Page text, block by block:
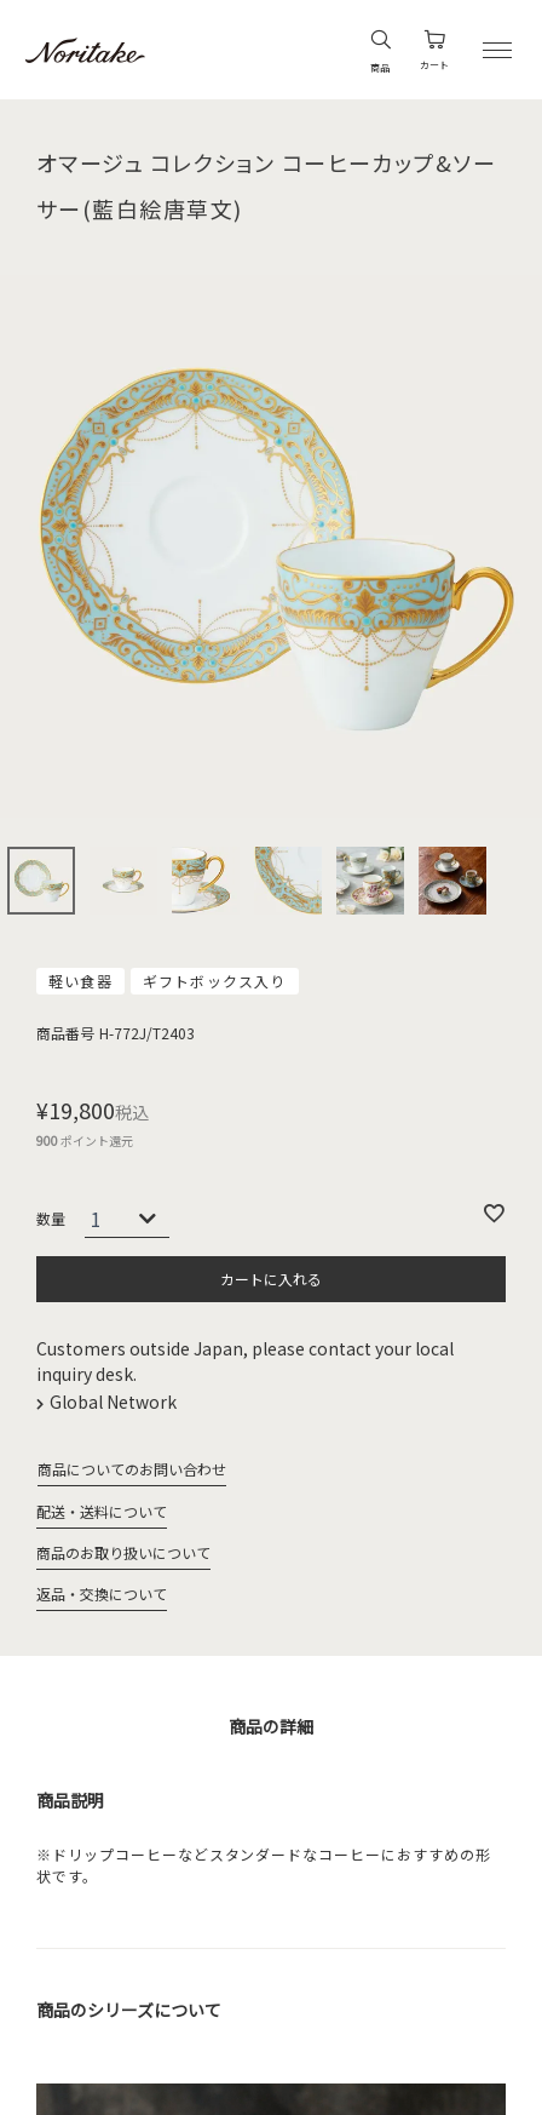
商品 カート
オマージュ コレクション コーヒーカップ&ソー
サー(藍白絵唐草文)
軽い食器 ギフトボックス入り
商品番号 H-772J/T2403
¥19,800税込
900ポイント還元
カートに入れる
Customers outside Japan, please contact your local
inquiry desk.
Global Network
商品についてのお問い合わせ
配送・送料について
商品のお取り扱いについて
返品・交換について
商品の詳細
商品説明
※ドリップコーヒーなどスタンダードなコーヒーにおすすめの形
状です。
商品のシリーズについて